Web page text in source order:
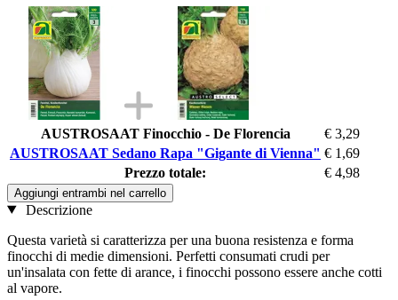
AUSTROSAAT Finocchio - De Florencia
€ 3,29
AUSTROSAAT Sedano Rapa "Gigante di Vienna" € 1,69
Prezzo totale:
€ 4,98
Aggiungi entrambi nel carrello
Descrizione
Questa varietà si caratterizza per una buona resistenza e forma
finocchi di medie dimensioni. Perfetti consumati crudi per
un'insalata con fette di arance, i finocchi possono essere anche cotti
al vapore.